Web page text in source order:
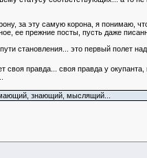
за эту самую корона, я понимаю,
ее прежние посты, пусть даже
становления... это первый полет над
правда... своя правда у окупанта,
знающий, мыслящий...